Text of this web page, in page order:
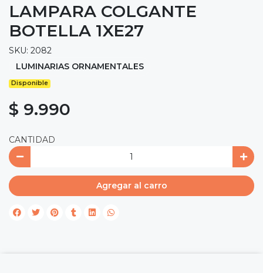
LAMPARA COLGANTE
BOTELLA 1XE27
SKU: 2082
LUMINARIAS ORNAMENTALES
Disponible
$ 9.990
CANTIDAD
Agregar al carro